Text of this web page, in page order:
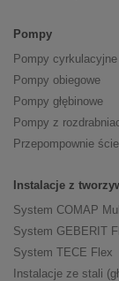
Pompy
Pompy cyrkulacyjne
Pompy obiegowe
Pompy głębinowe
Pompy z
Przepompownie
Instalacje z
System COMAP
System GEBERIT
System TECE Flex
Instalacje ze stali